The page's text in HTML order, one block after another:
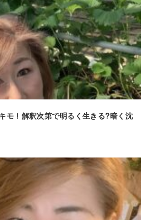
モ！解釈次第で明るく生きる?暗く沈